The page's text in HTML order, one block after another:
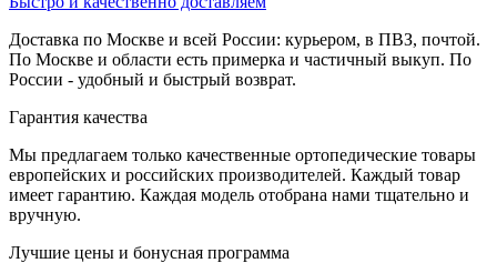
Доставка по Москве и всей России: курьером, в ПВЗ, почтой.
По Москве и области есть примерка и частичный выкуп. По
России - удобный и быстрый возврат.
Гарантия качества
Мы предлагаем только качественные ортопедические товары
европейских и российских производителей. Каждый товар
имеет гарантию. Каждая модель отобрана нами тщательно и
вручную.
Лучшие цены и бонусная программа